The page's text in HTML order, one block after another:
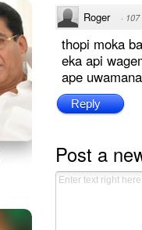
Roger ·
thopi moka
eka api
ape
Reply
Post a